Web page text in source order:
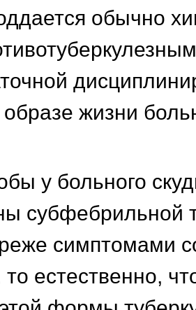
обычно
жизни
у больного
субфебрильной
симптомами
то естественно,